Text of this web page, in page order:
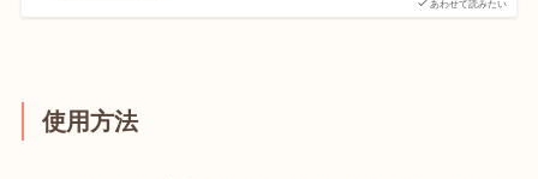
あわせて読みたい
使用方法